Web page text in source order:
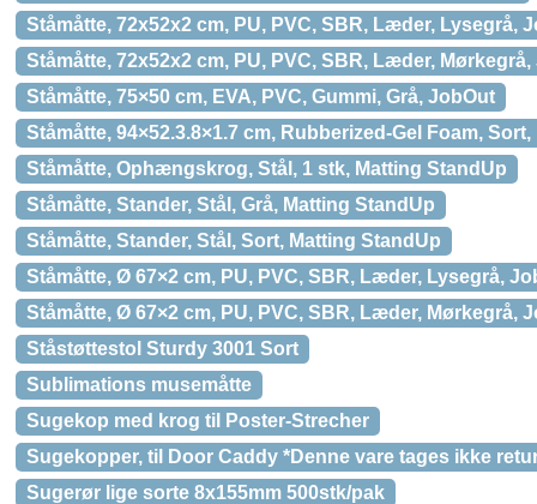
Ståmåtte, 72x52x2 cm, PU, PVC, SBR, Læder, Lysegrå,
Ståmåtte, 72x52x2 cm, PU, PVC, SBR, Læder,
Ståmåtte, 75×50 cm, EVA, PVC, Gummi, Grå, JobOut
Ståmåtte, 94×52.3.8×1.7 cm, Rubberized-Gel Foam,
Ståmåtte, Ophængskrog, Stål, 1 stk, Matting StandUp
Ståmåtte, Stander, Stål, Grå, Matting StandUp
Ståmåtte, Stander, Stål, Sort, Matting StandUp
Ståmåtte, Ø 67×2 cm, PU, PVC, SBR, Læder, Lysegrå,
Ståmåtte, Ø 67×2 cm, PU, PVC, SBR, Læder, Mørkegrå,
Ståstøttestol Sturdy 3001 Sort
Sublimations musemåtte
Sugekop med krog til Poster-Strecher
Sugekopper, til Door Caddy *Denne vare tages ikke
Sugerør lige sorte 8x155mm 500stk/pak